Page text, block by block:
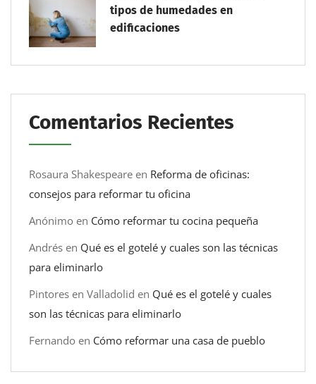
tipos de humedades en
edificaciones
Comentarios Recientes
Rosaura Shakespeare en Reforma de oficinas:
consejos para reformar tu oficina
Anónimo en Cómo reformar tu cocina pequeña
Andrés en Qué es el gotelé y cuales son las técnicas
para eliminarlo
Pintores en Valladolid en Qué es el gotelé y cuales
son las técnicas para eliminarlo
Fernando en Cómo reformar una casa de pueblo